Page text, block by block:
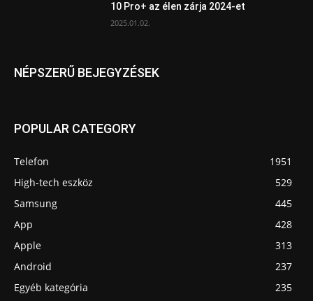
10 Pro+ az élen zárja 2024-et
2025.01.02.
NÉPSZERŰ BEJEGYZÉSEK
POPULAR CATEGORY
Telefon
1951
High-tech eszköz
529
Samsung
445
App
428
Apple
313
Android
237
Egyéb kategória
235